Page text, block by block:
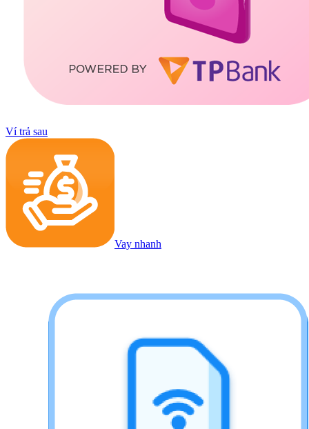
Ví trả sau
Vay nhanh